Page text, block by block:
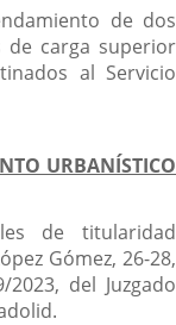
de dos
de carga superior
al Servicio
URBANÍSTICO
de titularidad
Gómez, 26-28,
del Juzgado